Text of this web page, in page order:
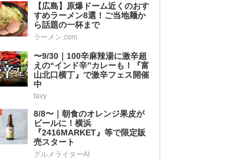
【広島】原爆ドーム近くのおす
すめラーメン8選！ご当地麺か
ら話題の一杯まで
ラーメン.com
〜9/30｜100辛麻辣湯に激辛超
えの“インド辛”カレーも！『富
山北口横丁』で激辛フェス開催
中
favy
8/8〜｜朝食のオレンジ果皮が
ビールに！横浜
『2416MARKET』等で限定販
売スタート
グルメライターAI